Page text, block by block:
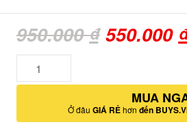
950.000₫ Giá
là:
950.000
550.000
lượng
MUA
Ở đâu GIÁ RẺhơn đến